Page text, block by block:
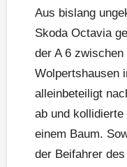
Aus bislang
Skoda Octavia
der A 6 zwischen
Wolpertshausen
alleinbeteiligt
ab und
einem Baum.
der Beifahrer